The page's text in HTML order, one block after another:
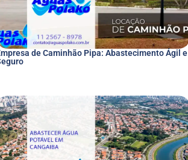
de Caminhão Pipa: Abastecimento Ágil e